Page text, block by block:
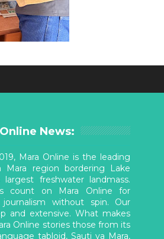
News:
Mara Online is the leading
Mara region bordering Lake
largest freshwater landmass.
count on Mara Online for
without spin. Our
and extensive. What makes
Online stories those from its
tabloid, Sauti ya Mara,